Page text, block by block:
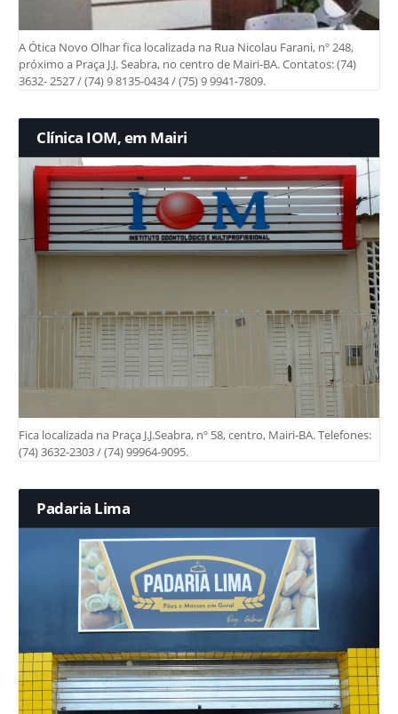
A Ótica Novo Olhar fica localizada na Rua Nicolau Farani, nº 248,
próximo a Praça J.J. Seabra, no centro de Mairi-BA. Contatos: (74)
3632- 2527 / (74) 9 8135-0434 / (75) 9 9941-7809.
Clínica IOM, em Mairi
Fica localizada na Praça J.J.Seabra, nº 58, centro, Mairi-BA. Telefones:
(74) 3632-2303 / (74) 99964-9095.
Padaria Lima